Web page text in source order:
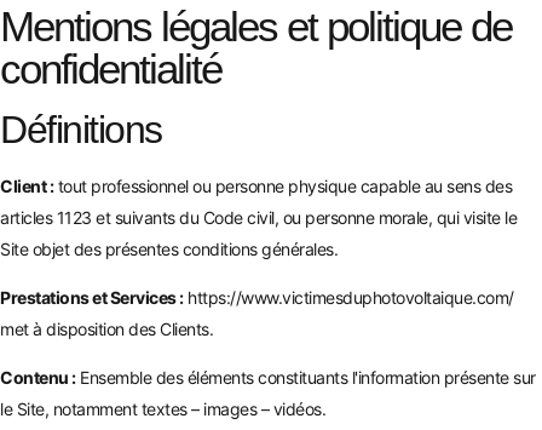
Mentions légales et politique de
confidentialité
Définitions
Client :tout professionnel ou personne physique capable au sens des
articles 1123 et suivants du Code civil, ou personne morale, qui visite le
Site objet des présentes conditions générales.
Prestations et Services : https://www.victimesduphotovoltaique.com/
met à disposition des Clients.
Contenu :Ensemble des éléments constituants l'information présente sur
le Site, notamment textes – images – vidéos.